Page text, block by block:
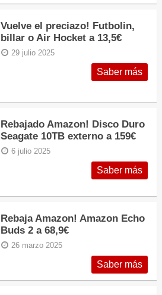
Vuelve el preciazo! Futbolin,
billar o Air Hocket a 13,5€
29 julio 2025
Saber más
Rebajado Amazon! Disco Duro
Seagate 10TB externo a 159€
6 julio 2025
Saber más
Rebaja Amazon! Amazon Echo
Buds 2 a 68,9€
26 marzo 2025
Saber más